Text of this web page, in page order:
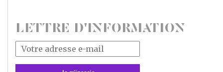
LETTRE D'INFORMATION
Votre
adresse
mail
*